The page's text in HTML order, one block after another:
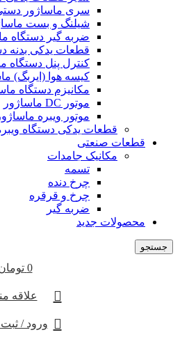
سری ماساژور
شیلنگ و بست
ضربه گیر دستگاه
قطعات یدکی بدنه
کنترل پنل دستگاه
کیسه هوا (ایربگ)
مکانیزم دستگاه
موتور DC ماساژور
موتور ویبره ماساژور
قطعات یدکی دستگاه
قطعات صنعتی
مکانیک جامدات
تسمه
چرخ دنده
چرخ و قرقره
ضربه گیر
محصولات جدید
جستجو
0
علاقه
ورود / ثبت